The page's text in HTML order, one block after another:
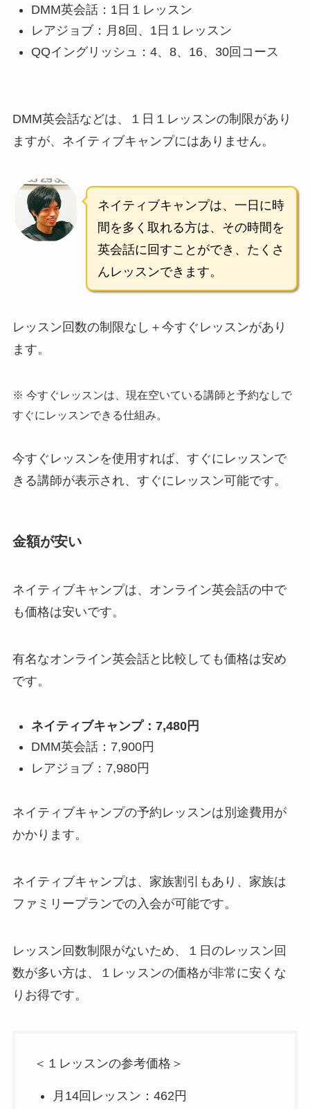
DMM英会話：1日１レッスン
レアジョブ：月8回、1日１レッスン
QQイングリッシュ：4、8、16、30回コース
DMM英会話などは、１日１レッスンの制限があり
ますが、ネイティブキャンプにはありません。
ネイティブキャンプは、一日に時
間を多く取れる方は、その時間を
英会話に回すことができ、たくさ
んレッスンできます。
レッスン回数の制限なし＋今すぐレッスンがあり
ます。
※ 今すぐレッスンは、現在空いている講師と予約なしで
すぐにレッスンできる仕組み。
今すぐレッスンを使用すれば、すぐにレッスンで
きる講師が表示され、すぐにレッスン可能です。
金額が安い
ネイティブキャンプは、オンライン英会話の中で
も価格は安いです。
有名なオンライン英会話と比較しても価格は安め
です。
ネイティブキャンプ：7,480円
DMM英会話：7,900円
レアジョブ：7,980円
ネイティブキャンプの予約レッスンは別途費用が
かかります。
ネイティブキャンプは、家族割引もあり、家族は
ファミリープランでの入会が可能です。
レッスン回数制限がないため、１日のレッスン回
数が多い方は、１レッスンの価格が非常に安くな
りお得です。
＜１レッスンの参考価格＞
月14回レッスン：462円